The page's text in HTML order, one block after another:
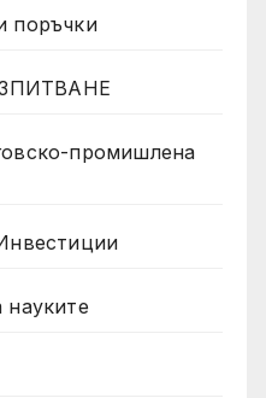
поръчки
промишлена
науките